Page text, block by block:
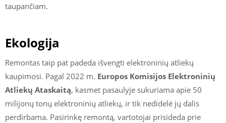
taupančiam.
Ekologija
Remontas taip pat padeda išvengti elektroninių atliekų
kaupimosi. Pagal 2022 m. Europos Komisijos Elektroninių
Atliekų Ataskaitą, kasmet pasaulyje sukuriama apie 50
milijonų tonų elektroninių atliekų, ir tik nedidelė jų dalis
perdirbama. Pasirinkę remontą, vartotojai prisideda prie